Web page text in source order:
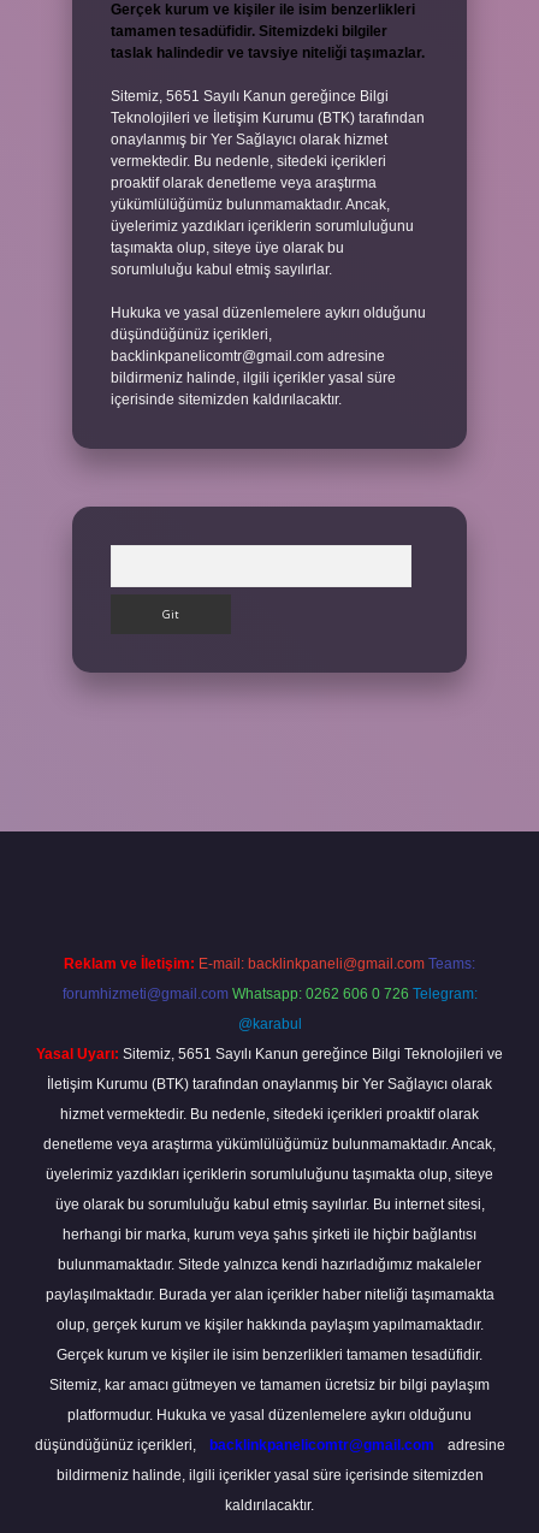
Gerçek kurum ve kişiler ile isim benzerlikleri
tamamen tesadüfidir. Sitemizdeki bilgiler
taslak halindedir ve tavsiye niteliği taşımazlar.
Sitemiz, 5651 Sayılı Kanun gereğince Bilgi
Teknolojileri ve İletişim Kurumu (BTK) tarafından
onaylanmış bir Yer Sağlayıcı olarak hizmet
vermektedir. Bu nedenle, sitedeki içerikleri
proaktif olarak denetleme veya araştırma
yükümlülüğümüz bulunmamaktadır. Ancak,
üyelerimiz yazdıkları içeriklerin sorumluluğunu
taşımakta olup, siteye üye olarak bu
sorumluluğu kabul etmiş sayılırlar.
Hukuka ve yasal düzenlemelere aykırı olduğunu
düşündüğünüz içerikleri,
backlinkpanelicomtr@gmail.com adresine
bildirmeniz halinde, ilgili içerikler yasal süre
içerisinde sitemizden kaldırılacaktır.
Reklam ve İletişim: E-mail: backlinkpaneli@gmail.com Teams:
forumhizmeti@gmail.com Whatsapp: 0262 606 0 726 Telegram:
@karabul
Yasal Uyarı: Sitemiz, 5651 Sayılı Kanun gereğince Bilgi Teknolojileri ve
İletişim Kurumu (BTK) tarafından onaylanmış bir Yer Sağlayıcı olarak
hizmet vermektedir. Bu nedenle, sitedeki içerikleri proaktif olarak
denetleme veya araştırma yükümlülüğümüz bulunmamaktadır. Ancak,
üyelerimiz yazdıkları içeriklerin sorumluluğunu taşımakta olup, siteye
üye olarak bu sorumluluğu kabul etmiş sayılırlar. Bu internet sitesi,
herhangi bir marka, kurum veya şahıs şirketi ile hiçbir bağlantısı
bulunmamaktadır. Sitede yalnızca kendi hazırladığımız makaleler
paylaşılmaktadır. Burada yer alan içerikler haber niteliği taşımamakta
olup, gerçek kurum ve kişiler hakkında paylaşım yapılmamaktadır.
Gerçek kurum ve kişiler ile isim benzerlikleri tamamen tesadüfidir.
Sitemiz, kar amacı gütmeyen ve tamamen ücretsiz bir bilgi paylaşım
platformudur. Hukuka ve yasal düzenlemelere aykırı olduğunu
düşündüğünüz içerikleri,
backlinkpanelicomtr@gmail.com
adresine
bildirmeniz halinde, ilgili içerikler yasal süre içerisinde sitemizden
kaldırılacaktır.